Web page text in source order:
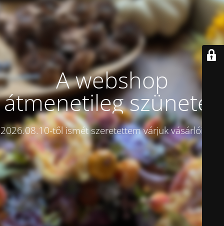
A webshop
átmenetileg szünetel!
2026.08.10-től ismét szeretettem várjuk vásárlóinkat.